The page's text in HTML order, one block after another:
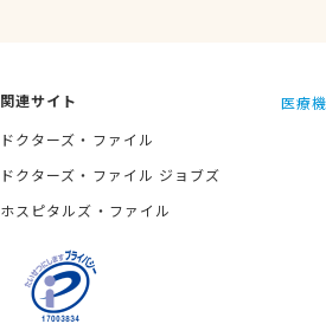
関連サイト
ドクターズ・ファイル
ドクターズ・ファイル ジョブズ
ホスピタルズ・ファイル
医療